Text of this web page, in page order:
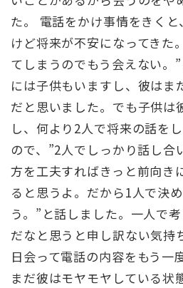
た。 電話をかけ事情をきく
けど将来が不安になってきた
てしまうのでもう会えない。
には子供もいますし、彼はま
だと思いました。でも子供は
し、何より2人で将来の話を
ので、”2人でしっかり話し合
方を工夫すればきっと前向き
ると思うよ。だから1人で決
う。”と話しました。一人で
だなと思うと申し訳ない気持
日会って電話の内容をもう一
まだ彼はモヤモヤしている状